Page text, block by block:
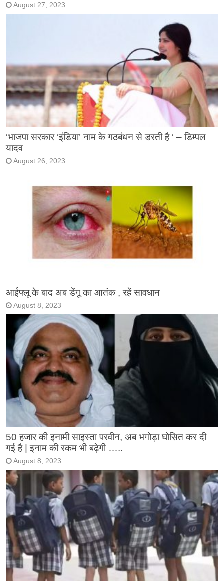
August 27, 2023
‘भाजपा सरकार ‘इंडिया’ नाम के गठबंधन से डरती है ‘ – डिम्पल
यादव
August 26, 2023
आईफ्लू के बाद अब डेंगू का आतंक , रहें सावधान
August 8, 2023
50 हजार की इनामी साइस्ता परवीन, अब भगोड़ा घोसित कर दी
गई है | इनाम की रकम भी बढ़ेगी …..
August 8, 2023